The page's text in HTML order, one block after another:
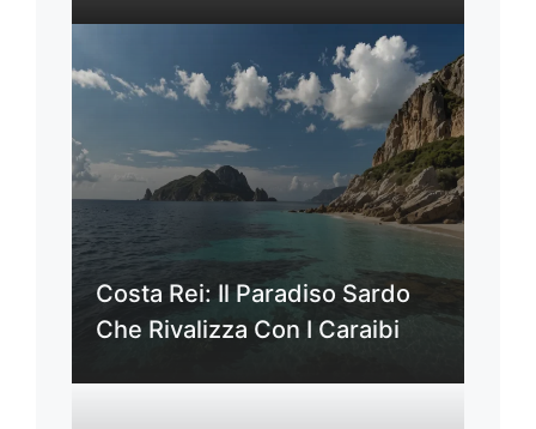
Costa Rei: Il Paradiso Sardo
Che Rivalizza Con I Caraibi